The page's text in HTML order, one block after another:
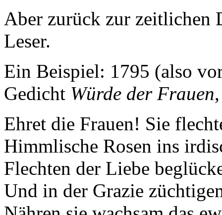
Aber zurück zur zeitlichen
Leser.
Ein Beispiel: 1795 (also
Gedicht Würde der Frauen
Ehret die Frauen! Sie
Himmlische Rosen ins
Flechten der Liebe
Und in der Grazie